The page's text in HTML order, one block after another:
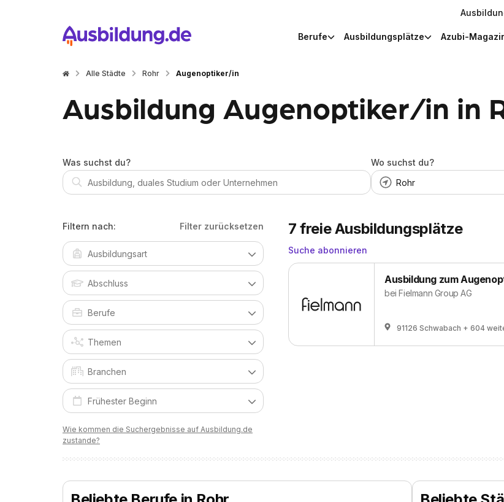
Berufe Ausbildungsplätze Azubi-
Alle Städte Rohr Augenoptiker/in
Ausbildung Augenoptiker/in in
Was suchst du?
Wo suchst du?
Filtern nach: Filter zurücksetzen
Wie kommen die Suchergebnisse auf Ausbildung.de
zustande?
7 freie Ausbildungsplätze
Suche abonnieren
Ausbildung zum
beiFielmann Group AG
91126 Schwabach + 604